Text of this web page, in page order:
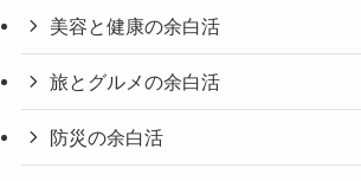
美容と健康の余白活
旅とグルメの余白活
防災の余白活